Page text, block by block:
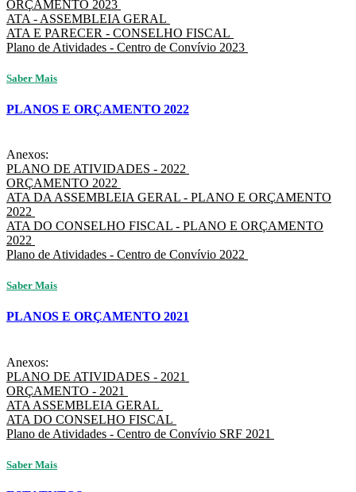
ORÇAMENTO 2023
ATA - ASSEMBLEIA GERAL
ATA E PARECER - CONSELHO FISCAL
Plano de Atividades - Centro de Convívio 2023
Saber Mais
PLANOS E ORÇAMENTO 2022
Anexos:
PLANO DE ATIVIDADES - 2022
ORÇAMENTO 2022
ATA DA ASSEMBLEIA GERAL - PLANO E ORÇAMENTO
2022
ATA DO CONSELHO FISCAL - PLANO E ORÇAMENTO
2022
Plano de Atividades - Centro de Convívio 2022
Saber Mais
PLANOS E ORÇAMENTO 2021
Anexos:
PLANO DE ATIVIDADES - 2021
ORÇAMENTO - 2021
ATA ASSEMBLEIA GERAL
ATA DO CONSELHO FISCAL
Plano de Atividades - Centro de Convívio SRF 2021
Saber Mais